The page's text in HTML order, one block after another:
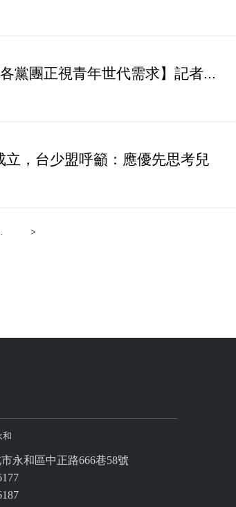
黨團正視青年世代需求】記者...
立，台少盟呼籲：應優先思考兒
>
和
永和區中正路666巷58號